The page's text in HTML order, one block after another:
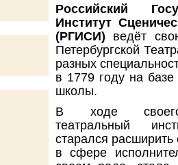
Российский
Институт
(РГИСИ) ведёт
Петербургской
разных
в 1779 году на
школы.
В ходе
театральный
старался расширить
в сфере